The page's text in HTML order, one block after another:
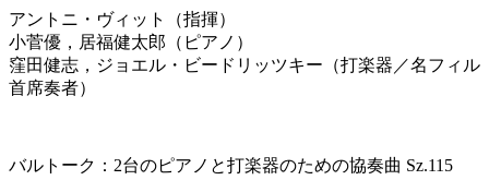
アントニ・ヴィット（指揮）
小菅優，居福健太郎（ピアノ）
窪田健志，ジョエル・ビードリッツキー（打楽器／名フィル
首席奏者）
バルトーク：2台のピアノと打楽器のための協奏曲 Sz.115